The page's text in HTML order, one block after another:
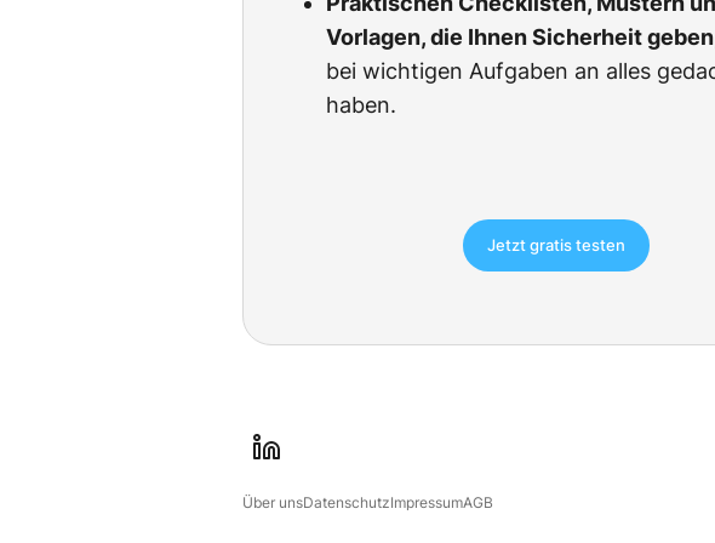
Vorlagen, die Ihnen Sicherheit geben
bei wichtigen Aufgaben an alles
haben.
Jetzt gratis testen
i
Über unsDatenschutzImpressumAGB